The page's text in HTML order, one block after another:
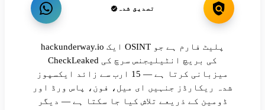
تصدیق شدہ
hackunderway.io ایک OSINT پلیٹ فارم ہے جو
CheckLeaked کی بریچ انٹیلیجنس سرچ کی
میزبانی کرتا ہے — 15 ارب سے زائد ایکسپوز
شدہ ریکارڈز جنہیں ای میل، فون، پاس ورڈ اور
ڈومین کے ذریعے تلاش کیا جا سکتا ہے — دیگر